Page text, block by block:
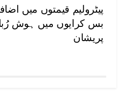
پیٹرولیم قیمتوں میں
بس کرایوں میں ہوش
پریشان